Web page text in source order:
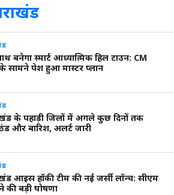
बनेगा स्मार्ट आध्यात्मिक हिल टाउन: CM
सामने पेश हुआ मास्टर प्लान
के पहाड़ी जिलों में अगले कुछ दिनों तक
और बारिश, अलर्ट जारी
आइस हॉकी टीम की नई जर्सी लॉन्च: सीएम
की बड़ी घोषणा